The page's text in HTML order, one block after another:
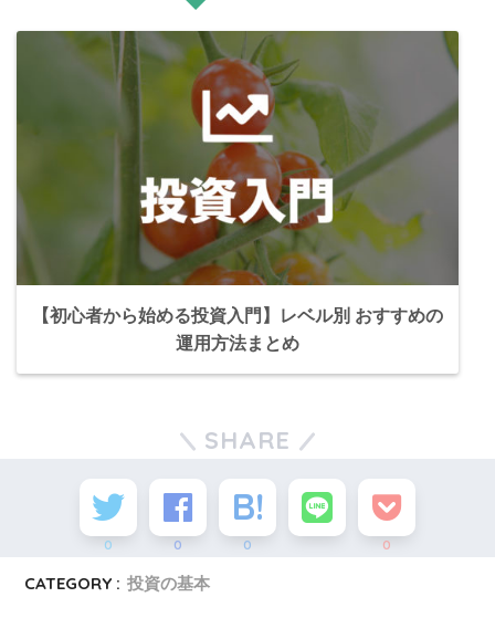
【初心者から始める投資入門】レベル別 おすすめの
運用方法まとめ
SHARE
0 0 0 0
CATEGORY : 投資の基本